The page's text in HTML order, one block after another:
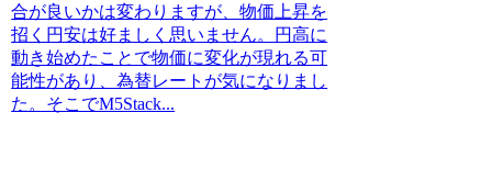
合が良いかは変わりますが、物価上昇を
招く円安は好ましく思いません。円高に
動き始めたことで物価に変化が現れる可
能性があり、為替レートが気になりまし
た。そこでM5Stack...